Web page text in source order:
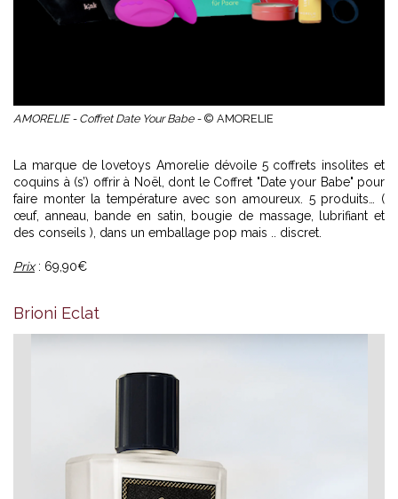
AMORELIE - Coffret Date Your Babe - © AMORELIE
La marque de lovetoys Amorelie dévoile 5 coffrets insolites et
coquins à (s’) offrir à Noël, dont le Coffret "Date your Babe" pour
faire monter la température avec son amoureux. 5 produits… (
œuf, anneau, bande en satin, bougie de massage, lubrifiant et
des conseils ), dans un emballage pop mais .. discret.
Prix: 69,90€
Brioni Eclat